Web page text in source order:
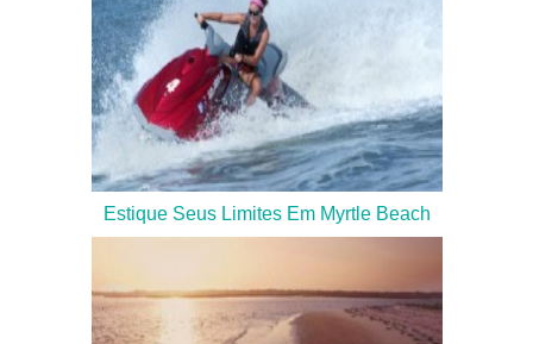
Estique Seus Limites Em Myrtle Beach